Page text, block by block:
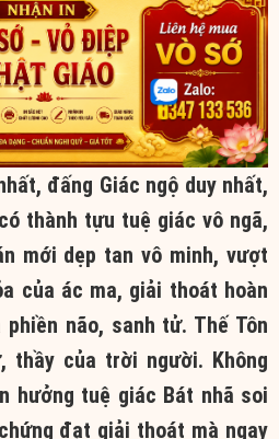
đấng Giác ngộ duy nhất,
thành tựu tuệ giác vô ngã,
mới dẹp tan vô minh, vượt
của ác ma, giải thoát hoàn
não, sanh tử. Thế Tôn
thầy của trời người. Không
hưởng tuệ giác Bát nhã soi
đạt giải thoát mà ngay